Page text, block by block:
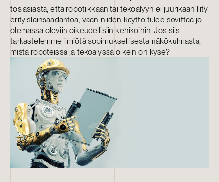
tosiasiasta, että robotiikkaan tai tekoälyyn ei juurikaan liity
erityislainsäädäntöä, vaan niiden käyttö tulee sovittaa jo
olemassa oleviin oikeudellisiin kehikoihin. Jos siis
tarkastelemme ilmiötä sopimuksellisesta näkökulmasta,
mistä roboteissa ja tekoälyssä oikein on kyse?